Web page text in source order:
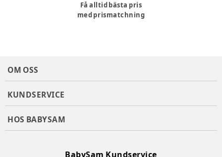
Få alltid bästa pris
med prismatchning
OM OSS
KUNDSERVICE
HOS BABYSAM
BabySam Kundservice